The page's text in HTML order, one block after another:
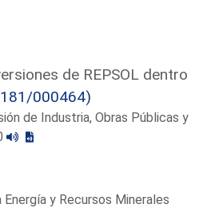
de REPSOL dentro
000464)
de Industria, Obras Públicas y
y Recursos Minerales